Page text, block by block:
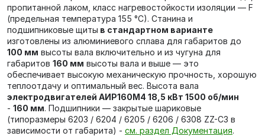
пропитанной лаком, класс нагревостойкости изоляции — F
(предельная температура 155 °C). Станина и
подшипниковые щиты в стандартном варианте
изготовлены из алюминиевого сплава для габаритов до
100 мм высоты вала включительно и из чугуна для
габаритов 160 мм высоты вала и выше — это
обеспечивает высокую механическую прочность, хорошую
теплоотдачу и оптимальный вес. Высота вала
электродвигателей АИР160М4 18,5 кВт 1500 об/мин
- 160 мм. Подшипники — закрытые шариковые
(типоразмеры 6203 / 6204 / 6205 / 6206 / 6308 ZZ-C3 в
зависимости от габарита) - см. раздел Документация.